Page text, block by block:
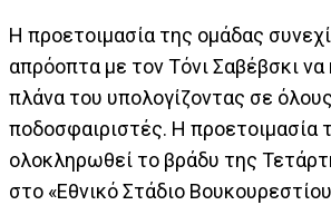
Η προετοιμασία της ομάδας
απρόοπτα με τον Τόνι Σαβέβσκι
πλάνα του υπολογίζοντας σε
ποδοσφαιριστές. Η προετοιμασία
ολοκληρωθεί το βράδυ της
στο «Εθνικό Στάδιο